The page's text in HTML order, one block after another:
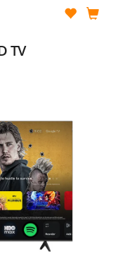
TV